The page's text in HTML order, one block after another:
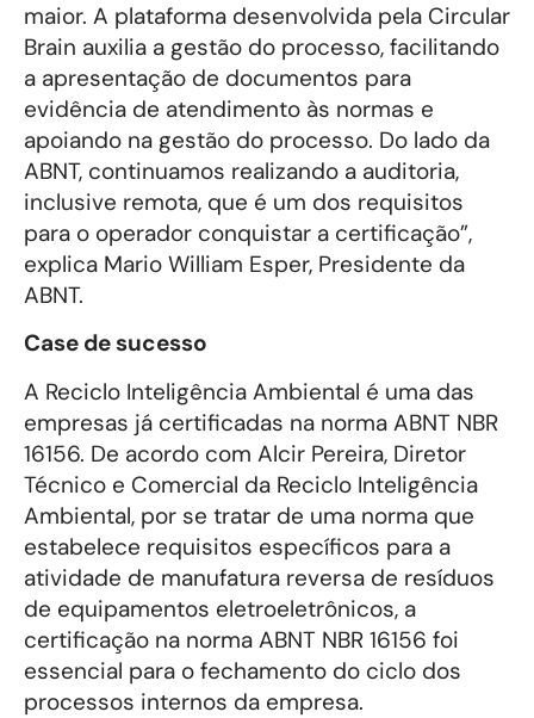
maior. A plataforma desenvolvida pela Circular
Brain auxilia a gestão do processo, facilitando
a apresentação de documentos para
evidência de atendimento às normas e
apoiando na gestão do processo. Do lado da
ABNT, continuamos realizando a auditoria,
inclusive remota, que é um dos requisitos
para o operador conquistar a certificação”,
explica Mario William Esper, Presidente da
ABNT.
Case de sucesso
A Reciclo Inteligência Ambiental é uma das
empresas já certificadas na norma ABNT NBR
16156. De acordo com Alcir Pereira, Diretor
Técnico e Comercial da Reciclo Inteligência
Ambiental, por se tratar de uma norma que
estabelece requisitos específicos para a
atividade de manufatura reversa de resíduos
de equipamentos eletroeletrônicos, a
certificação na norma ABNT NBR 16156 foi
essencial para o fechamento do ciclo dos
processos internos da empresa.